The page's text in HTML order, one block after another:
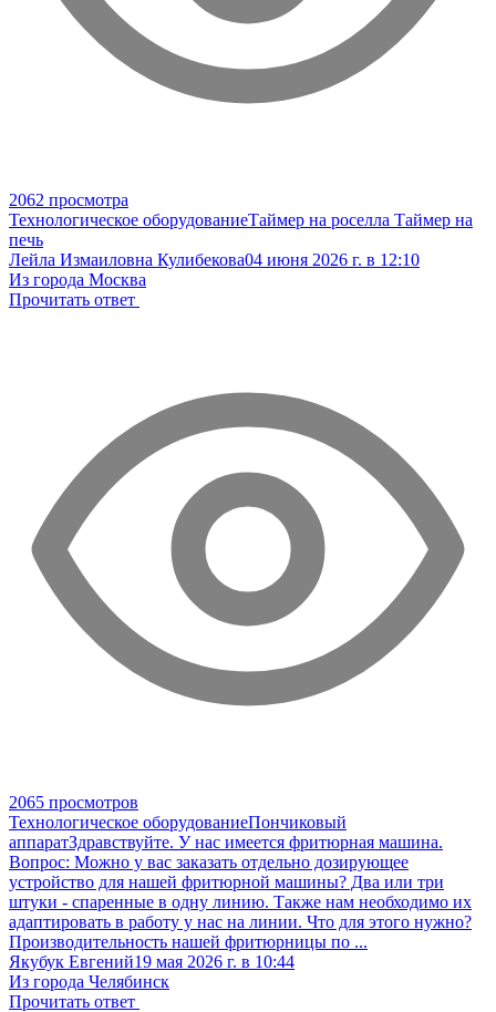
2062 просмотра
Технологическое оборудованиеТаймер на роселла Таймер на
печь
Лейла Измаиловна Кулибекова04 июня 2026 г. в 12:10
Из города Москва
Прочитать ответ
2065 просмотров
Технологическое оборудованиеПончиковый
аппаратЗдравствуйте. У нас имеется фритюрная машина.
Вопрос: Можно у вас заказать отдельно дозирующее
устройство для нашей фритюрной машины? Два или три
штуки - спаренные в одну линию. Также нам необходимо их
адаптировать в работу у нас на линии. Что для этого нужно?
Производительность нашей фритюрницы по ...
Якубук Евгений19 мая 2026 г. в 10:44
Из города Челябинск
Прочитать ответ